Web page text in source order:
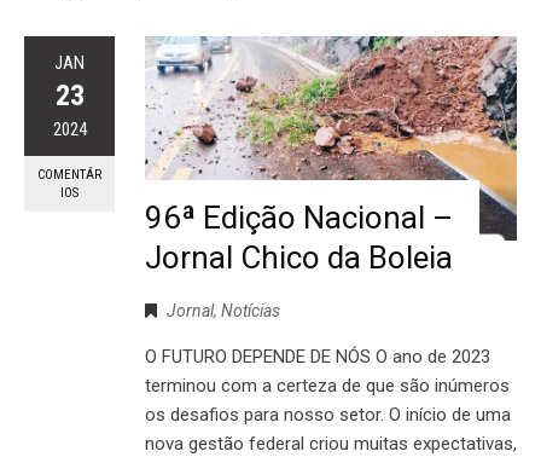
JAN
23
2024
COMENTÁR
IOS
96ª Edição Nacional –
Jornal Chico da Boleia
Jornal, Notícias
O FUTURO DEPENDE DE NÓS O ano de 2023
terminou com a certeza de que são inúmeros
os desafios para nosso setor. O início de uma
nova gestão federal criou muitas expectativas,